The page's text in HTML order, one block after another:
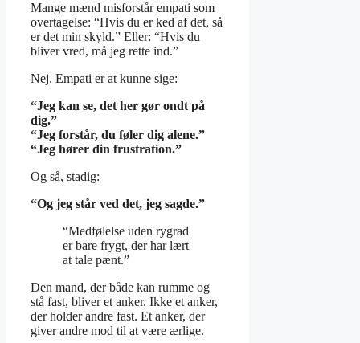
Mange mænd misforstår empati som
overtagelse: “Hvis du er ked af det, så
er det min skyld.” Eller: “Hvis du
bliver vred, må jeg rette ind.”
Nej. Empati er at kunne sige:
“Jeg kan se, det her gør ondt på
dig.”
“Jeg forstår, du føler dig alene.”
“Jeg hører din frustration.”
Og så, stadig:
“Og jeg står ved det, jeg sagde.”
“Medfølelse uden rygrad
er bare frygt, der har lært
at tale pænt.”
Den mand, der både kan rumme og
stå fast, bliver et anker. Ikke et anker,
der holder andre fast. Et anker, der
giver andre mod til at være ærlige.